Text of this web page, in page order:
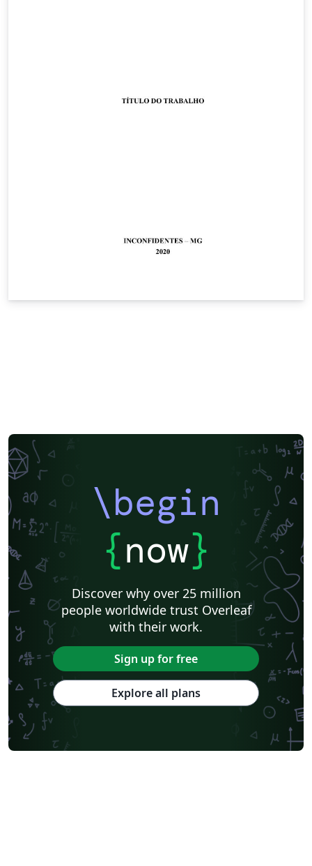
\begin
{now}
Discover why over 25 million
people worldwide trust Overleaf
with their work.
Sign up for free
Explore all plans